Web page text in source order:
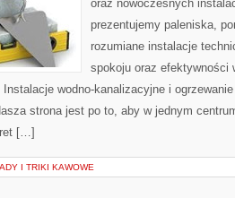
oraz nowoczesnych
prezentujemy paleniska,
rozumiane instalacje
spokoju oraz efektywności
wodno-kanalizacyjne i
strona jest po to, aby w jednym
[…]
I TRIKI KAWOWE